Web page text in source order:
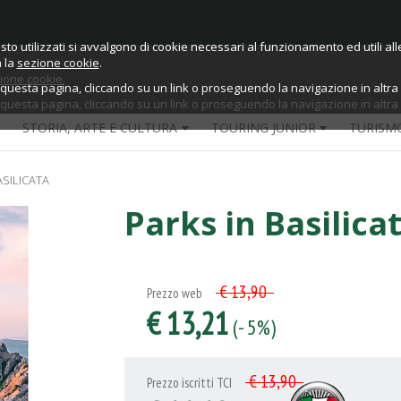
utilizzati si avvalgono di cookie necessari al funzionamento ed utili
cookie.
pagina, cliccando su un link o proseguendo la navigazione in altra
utilizzati si avvalgono di cookie necessari al funzionamento ed utili
la sezione cookie.
pagina, cliccando su un link o proseguendo la navigazione in
STORIA, ARTE E CULTURA TOURING JUNIOR
Parks in
Prezzo web € 13,90
€ 13,21(- 5%)
Prezzo iscritti TCI € 13,90